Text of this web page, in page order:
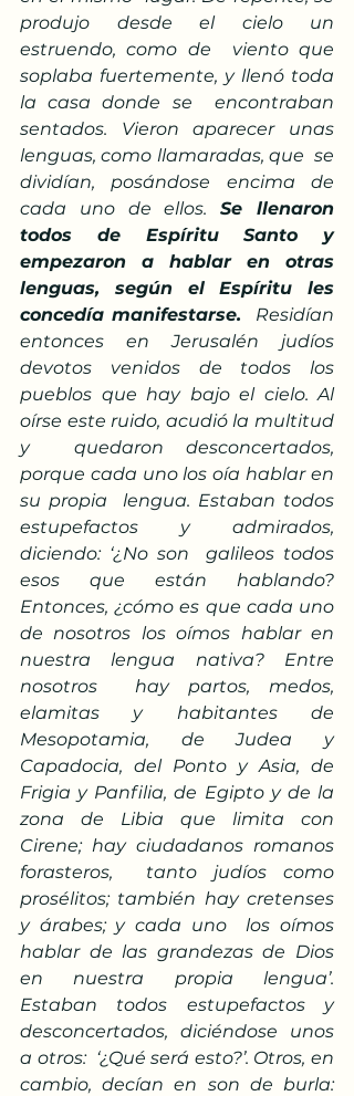
produjo desde el cielo un
estruendo, como de  viento que
soplaba fuertemente, y llenó toda
la casa donde se  encontraban
sentados. Vieron aparecer unas
lenguas, como llamaradas, que  se
dividían, posándose encima de
cada uno de ellos. Se llenaron
todos de Espíritu Santo y
empezaron a hablar en otras
lenguas, según el Espíritu les
concedía manifestarse.
  Residían
entonces en Jerusalén judíos
devotos venidos de todos los
pueblos que hay bajo el cielo. Al
oírse este ruido, acudió la multitud
y  quedaron desconcertados,
porque cada uno los oía hablar en
su propia  lengua. Estaban todos
estupefactos y admirados,
diciendo: ‘¿No son  galileos todos
esos que están hablando?
Entonces, ¿cómo es que cada uno
de nosotros los oímos hablar en
nuestra lengua nativa? Entre
nosotros  hay partos, medos,
elamitas y habitantes de
Mesopotamia, de Judea y
Capadocia, del Ponto y Asia, de
Frigia y Panfilia, de Egipto y de la
zona de Libia que limita con
Cirene; hay ciudadanos romanos
forasteros,  tanto judíos como
prosélitos; también hay cretenses
y árabes; y cada uno  los oímos
hablar de las grandezas de Dios
en nuestra propia lengua’.
Estaban todos estupefactos y
desconcertados, diciéndose unos
a otros:  ‘¿Qué será esto?’. Otros, en
cambio, decían en son de burla: